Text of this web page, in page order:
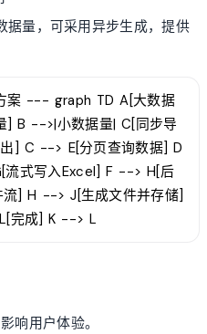
据量，可采用异步生成，提供
案 --- graph TD A[大数据
] B -->|小数据量| C[同步导
] C --> E[分页查询数据] D
式写入Excel] F --> H[后
] H --> J[生成文件并存储]
完成] K --> L
响用户体验。